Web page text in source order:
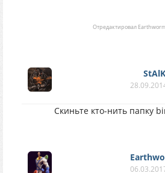
Отредактировал
Скиньте кто-нить папку